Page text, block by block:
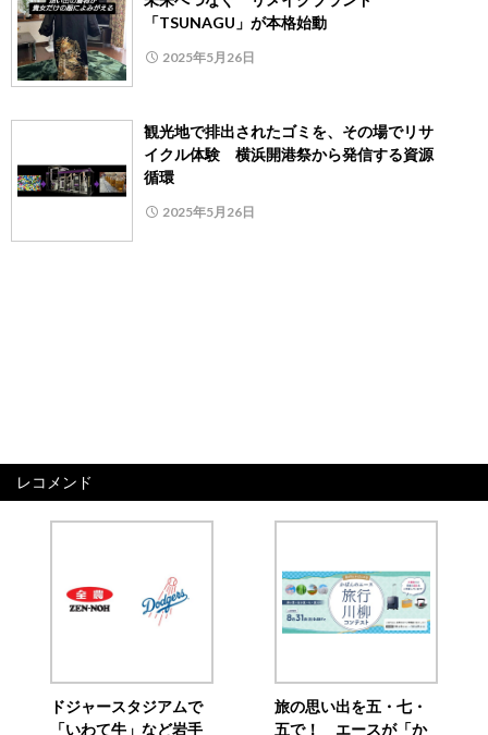
「TSUNAGU」が本格始動
2025年5月26日
観光地で排出されたゴミを、その場でリサ
イクル体験 横浜開港祭から発信する資源
循環
2025年5月26日
レコメンド
ドジャースタジアムで
「いわて牛」など岩手
旅の思い出を五・七・
五で！ エースが「か